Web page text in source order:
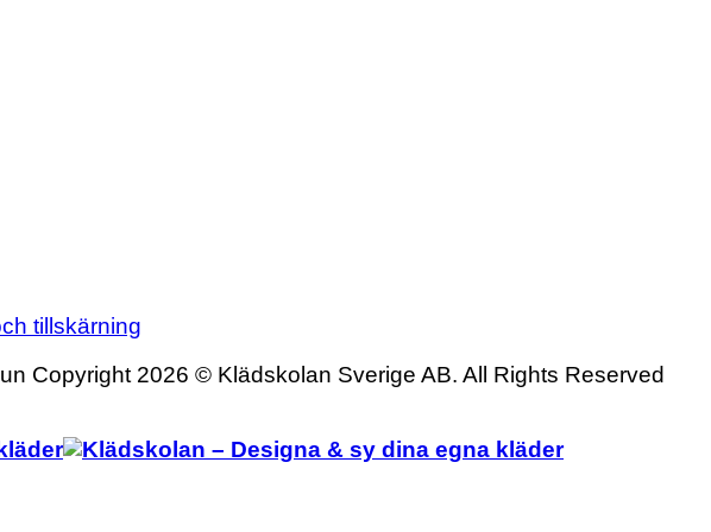
tillskärning
Copyright 2026 © Klädskolan Sverige AB. All Rights Reserved